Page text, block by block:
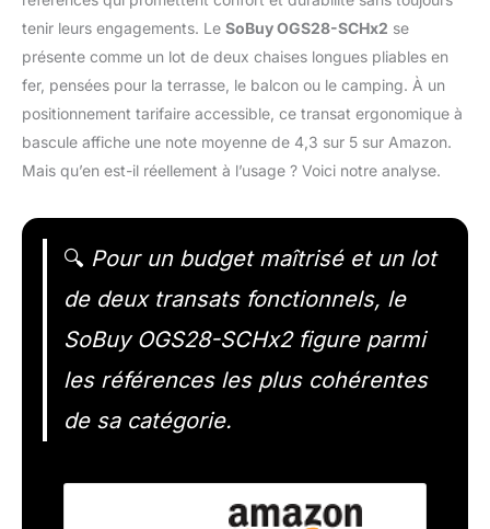
tenir leurs engagements. Le SoBuy OGS28-SCHx2 se
présente comme un lot de deux chaises longues pliables en
fer, pensées pour la terrasse, le balcon ou le camping. À un
positionnement tarifaire accessible, ce transat ergonomique à
bascule affiche une note moyenne de 4,3 sur 5 sur Amazon.
Mais qu’en est-il réellement à l’usage ? Voici notre analyse.
🔍 Pour un budget maîtrisé et un lot
de deux transats fonctionnels, le
SoBuy OGS28-SCHx2 figure parmi
les références les plus cohérentes
de sa catégorie.